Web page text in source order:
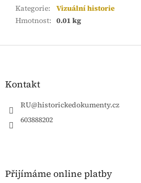
Kategorie:
Vizuální historie
Hmotnost: 0.01 kg
Z
Kontakt
RU@historickedokumenty.cz
603888202
Přijímáme online platby